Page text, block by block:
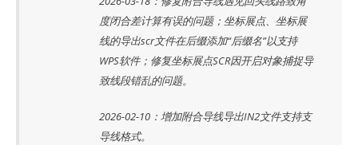
度闭合差计算有误的问题；坐标展点、坐标展
线的导出scr文件在后缀添加“后缀名”以支持
WPS软件；修复坐标展点SCR因开启对象捕捉导
致线段错乱的问题。
2026-02-10：增加附合导线导出IN2文件支持支
导线格式。